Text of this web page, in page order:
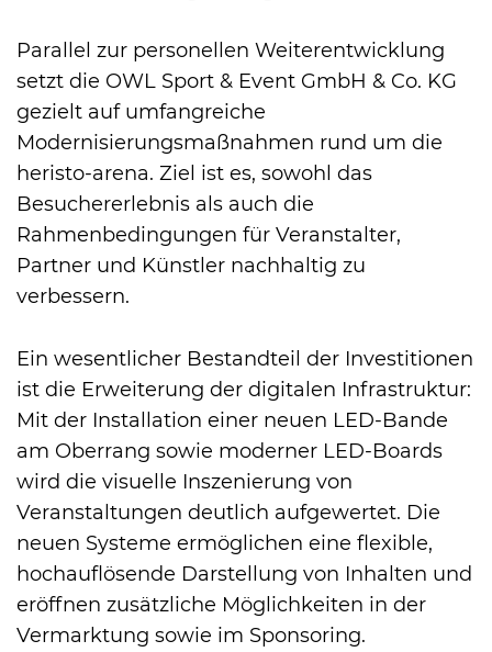
Parallel zur personellen Weiterentwicklung
setzt die OWL Sport & Event GmbH & Co. KG
gezielt auf umfangreiche
Modernisierungsmaßnahmen rund um die
heristo-arena. Ziel ist es, sowohl das
Besuchererlebnis als auch die
Rahmenbedingungen für Veranstalter,
Partner und Künstler nachhaltig zu
verbessern.
Ein wesentlicher Bestandteil der Investitionen
ist die Erweiterung der digitalen Infrastruktur:
Mit der Installation einer neuen LED-Bande
am Oberrang sowie moderner LED-Boards
wird die visuelle Inszenierung von
Veranstaltungen deutlich aufgewertet. Die
neuen Systeme ermöglichen eine flexible,
hochauflösende Darstellung von Inhalten und
eröffnen zusätzliche Möglichkeiten in der
Vermarktung sowie im Sponsoring.